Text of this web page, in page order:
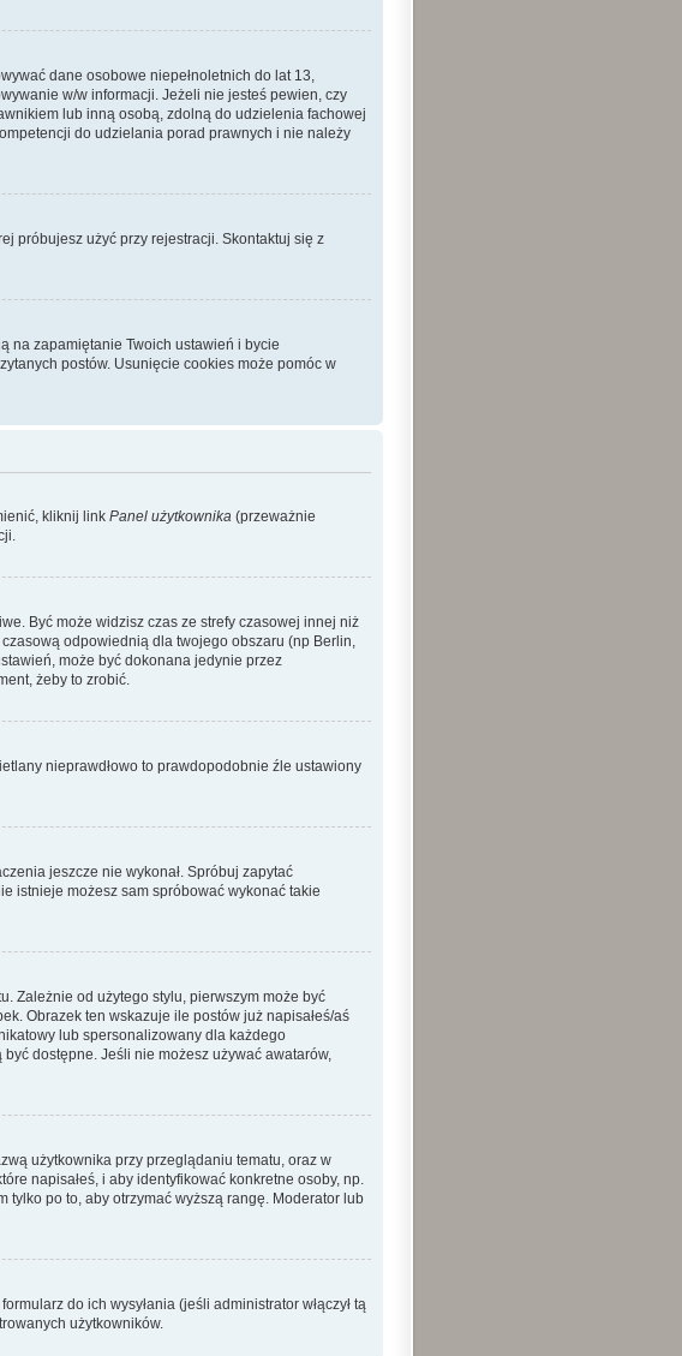
dane osobowe niepełnoletnich do lat 13,
w/w informacji. Jeżeli nie jesteś pewien, czy
lub inną osobą, zdolną do udzielenia fachowej
do udzielania porad prawnych i nie należy
próbujesz użyć przy rejestracji. Skontaktuj się z
na zapamiętanie Twoich ustawień i bycie
postów. Usunięcie cookies może pomóc w
kliknij link Panel użytkownika (przeważnie
Być może widzisz czas ze strefy czasowej innej niż
odpowiednią dla twojego obszaru (np Berlin,
może być dokonana jedynie przez
żeby to zrobić.
nieprawdłowo to prawdopodobnie źle ustawiony
jeszcze nie wykonał. Spróbuj zapytać
istnieje możesz sam spróbować wykonać takie
Zależnie od użytego stylu, pierwszym może być
Obrazek ten wskazuje ile postów już napisałeś/aś
lub spersonalizowany dla każdego
dostępne. Jeśli nie możesz używać awatarów,
użytkownika przy przeglądaniu tematu, oraz w
napisałeś, i aby identyfikować konkretne osoby, np.
po to, aby otrzymać wyższą rangę. Moderator lub
do ich wysyłania (jeśli administrator włączył tą
użytkowników.